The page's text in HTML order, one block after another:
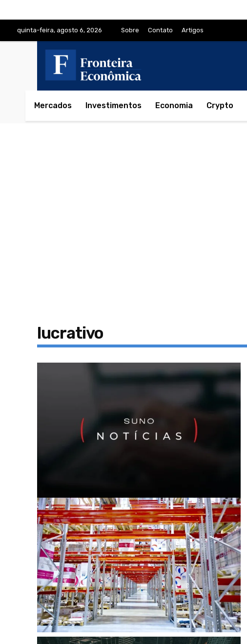
quinta-feira, agosto 6, 2026 Sobre Contato Artigos
Mercados Investimentos Economia Crypto
lucrativo